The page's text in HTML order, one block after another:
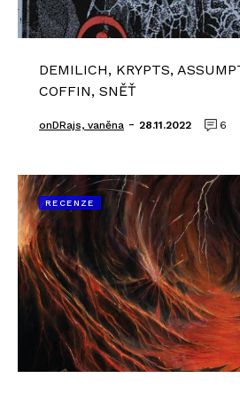
DEMILICH, KRYPTS,
COFFIN, SNĚŤ
onDRajs, vaněna - 28.11.2022 6
RECENZE